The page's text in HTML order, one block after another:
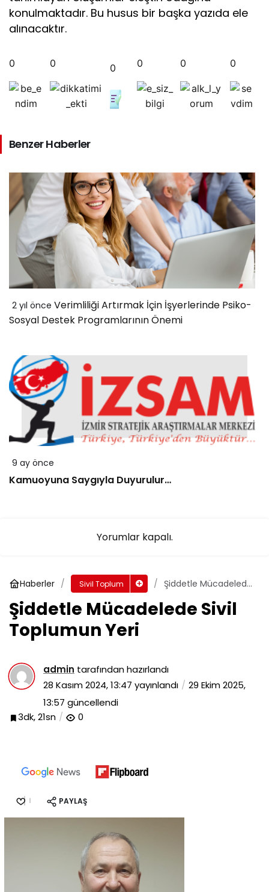
konulmaktadır. Bu husus bir başka yazıda ele
alınacaktır.
0 0 0 0 0 0
Benzer Haberler
2 yıl önce Verimliliği Artırmak İçin İşyerlerinde Psiko-
Sosyal Destek Programlarının Önemi
9 ay önce
Kamuoyuna Saygıyla Duyurulur…
Yorumlar kapalı.
Haberler Sivil Toplum
Şiddetle Mücadelede
Şiddetle Mücadelede Sivil
Toplumun Yeri
admin tarafından hazırlandı
28 Kasım 2024, 13:47 yayınlandı
29 Ekim 2025,
13:57 güncellendi
3dk, 21sn
0
PAYLAŞ